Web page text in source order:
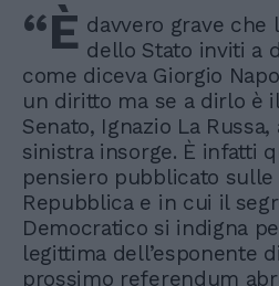
“È davvero grave che
dello Stato inviti a
come diceva Giorgio
un diritto ma se a dirlo è
Senato, Ignazio La
sinistra insorge. È infatti
pensiero pubblicato sulle
Repubblica e in cui il
Democratico si indigna
legittima dell’esponente
prossimo referendum